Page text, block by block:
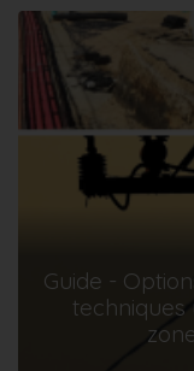
Guide -
techniques